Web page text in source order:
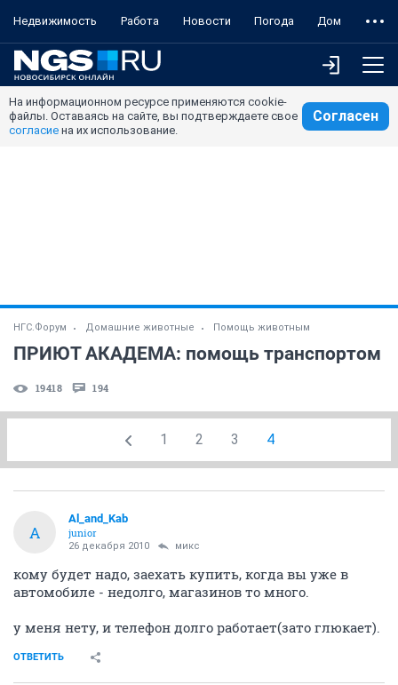
Недвижимость Работа Новости Погода Дом
На информационном ресурсе применяются cookie-
файлы. Оставаясь на сайте, вы подтверждаете свое
согласие на их использование.
Согласен
НГС.Форум Домашние животные Помощь животным
ПРИЮТ АКАДЕМА: помощь транспортом
19418 194
1 2 3 4
A
Al_and_Kab
junior
26 декабря 2010 микс
кому будет надо, заехать купить, когда вы уже в
автомобиле - недолго, магазинов то много.
у меня нету, и телефон долго работает(зато глюкает).
ОТВЕТИТЬ